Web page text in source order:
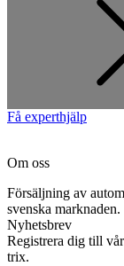
Få experthjälp
Om oss
Försäljning av
svenska marknaden.
Nyhetsbrev
Registrera dig till
trix.